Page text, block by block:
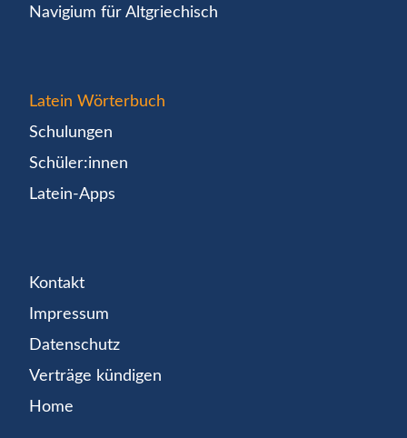
Navigium für Altgriechisch
Latein Wörterbuch
Schulungen
Schüler:innen
Latein-Apps
Kontakt
Impressum
Datenschutz
Verträge kündigen
Home